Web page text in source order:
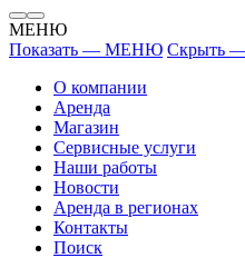
МЕНЮ
Показать — МЕНЮ Скрыть
О компании
Аренда
Магазин
Сервисные услуги
Наши работы
Новости
Аренда в регионах
Контакты
Поиск